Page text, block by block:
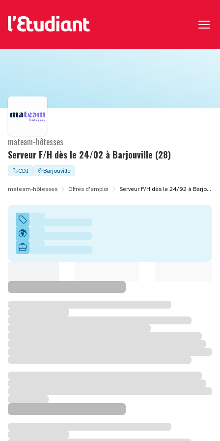
Serveur F/H dès le 24/02 à Barjouville (28)
mateam-hôtesses
CDI Barjouville
mateam-hôtesses Offres d'emploi Serveur F/H dès le 24/02 à Barjouville (28)